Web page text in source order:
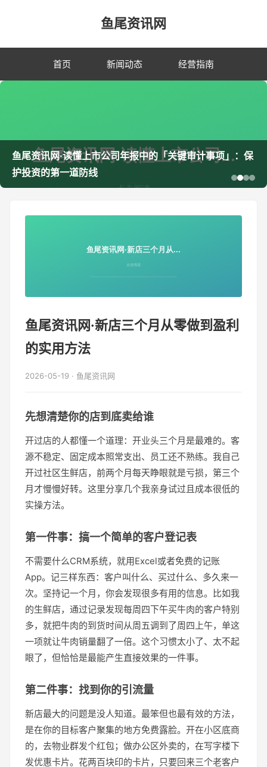
鱼尾资讯网
首页 新闻动态 经营指南
鱼尾资讯网·读懂上市公司年报中的「关键审计事项」：保
护投资的第一道防线
鱼尾资讯网·新店三个月从零做到盈利
的实用方法
2026-05-19 · 鱼尾资讯网
先想清楚你的店到底卖给谁
开过店的人都懂一个道理：开业头三个月是最难的。客
源不稳定、固定成本照常支出、员工还不熟练。我自己
开过社区生鲜店，前两个月每天睁眼就是亏损，第三个
月才慢慢好转。这里分享几个我亲身试过且成本很低的
实操方法。
第一件事：搞一个简单的客户登记表
不需要什么CRM系统，就用Excel或者免费的记账
App。记三样东西：客户叫什么、买过什么、多久来一
次。坚持记一个月，你会发现很多有用的信息。比如我
的生鲜店，通过记录发现每周四下午买牛肉的客户特别
多，就把牛肉的到货时间从周五调到了周四上午，单这
一项就让牛肉销量翻了一倍。这个习惯太小了、太不起
眼了，但恰恰是最能产生直接效果的一件事。
第二件事：找到你的引流量
新店最大的问题是没人知道。最笨但也最有效的方法，
是在你的目标客户聚集的地方免费露脸。开在小区底商
的，去物业群发个红包；做办公区外卖的，在写字楼下
发优惠卡片。花两百块印的卡片，只要回来三个老客户